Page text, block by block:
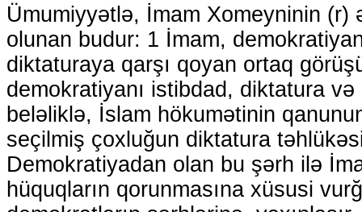
Ümumiyyətlə, İmam Xomeyninin (r)
olunan budur: 1 İmam,
diktaturaya qarşı qoyan ortaq
demokratiyanı istibdad, diktatura
beləliklə, İslam hökumətinin
seçilmiş çoxluğun diktatura
Demokratiyadan olan bu şərh ilə
hüquqların qorunmasına xüsusi